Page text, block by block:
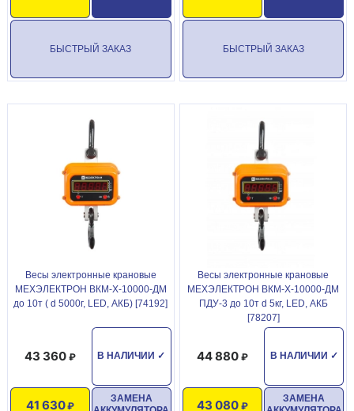
БЫСТРЫЙ ЗАКАЗ БЫСТРЫЙ ЗАКАЗ
Весы электронные крановые
МЕХЭЛЕКТРОН ВКМ-X-10000-ДМ
до 10т ( d 5000г, LED, АКБ) [74192]
В НАЛИЧИИ ✓
43 360
41 630
ЗАМЕНА
Весы электронные крановые
МЕХЭЛЕКТРОН ВКМ-Х-10000-ДМ
ПДУ-3 до 10т d 5кг, LED, АКБ
[78207]
В НАЛИЧИИ ✓
44 880
43 080
ЗАМЕНА